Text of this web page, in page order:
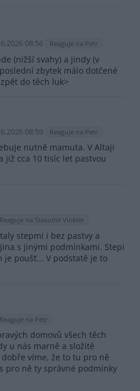
08:56 Reaguje na Petr
(nižší svahy) a jindy (v
zbytek málo dotčené
do těch luk>
08:59 Reaguje na Petr
nutně mamuta. V Altaji
již cca 10 tisíc let pastvou
Reaguje na Slavomil Vinkler
stepmi i bez pastvy a
s jinými podmínkami. Stepi
je poušť... V podstatě je to
Reaguje na Petr
domovů všech těch
u nás marně a složitě
víme, že to tu pro ně
pro ně ty správné podmínky